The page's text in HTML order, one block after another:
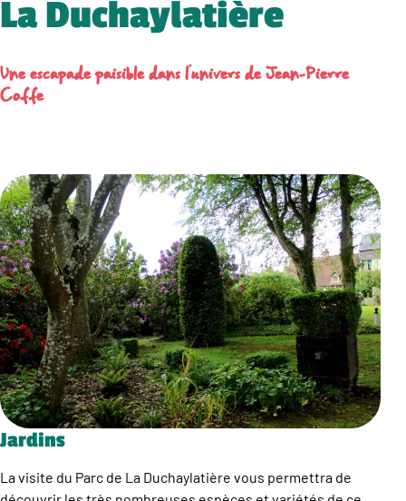
La Duchaylatière
Une escapade paisible dans l’univers de Jean-Pierre
Coffe
Jardins
La visite du Parc de La Duchaylatière vous permettra de